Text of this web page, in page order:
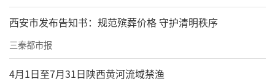
西安市发布告知书：规范殡葬价格 守护清明秩序
三秦都市报
4月1日至7月31日陕西黄河流域禁渔